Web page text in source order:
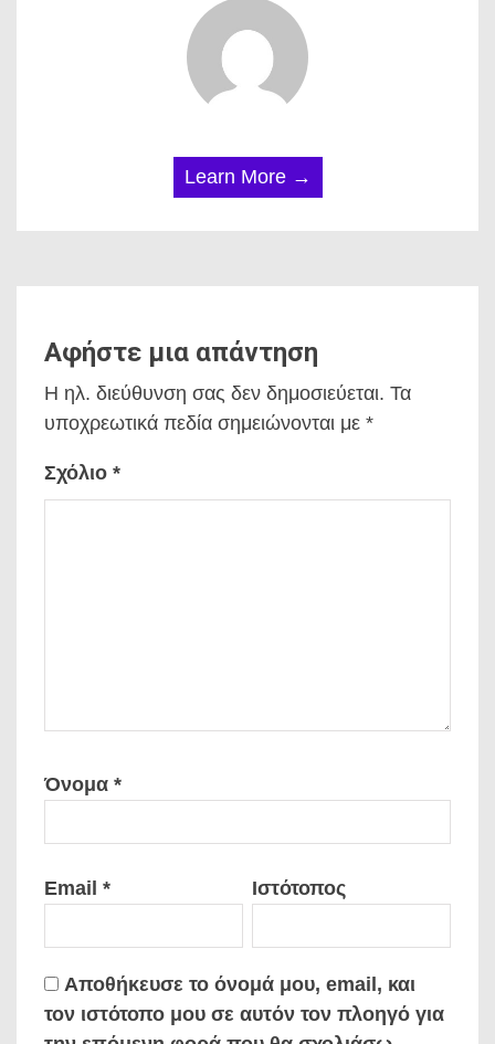
Learn More →
Αφήστε μια απάντηση
Η ηλ. διεύθυνση σας δεν δημοσιεύεται. Τα
υποχρεωτικά πεδία σημειώνονται με *
Σχόλιο *
Όνομα *
Email * Ιστότοπος
Αποθήκευσε το όνομά μου, email, και
τον ιστότοπο μου σε αυτόν τον πλοηγό για